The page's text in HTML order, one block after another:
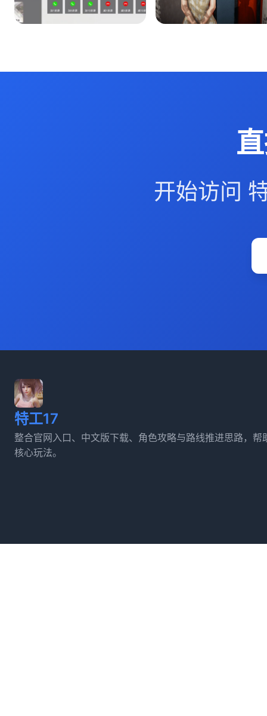
开始访问
特工17
整合官网入口、中文版下载、角色攻略与路线推进思路，帮
核心玩法。